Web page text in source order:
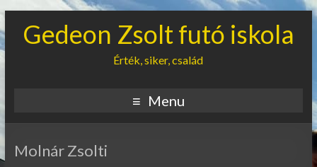
Gedeon Zsolt futó iskola
Érték, siker, család
Menu
Molnár Zsolti